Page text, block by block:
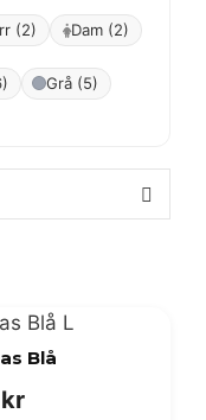
(2) Dam (2)
Grå (5)
Blå
krDet